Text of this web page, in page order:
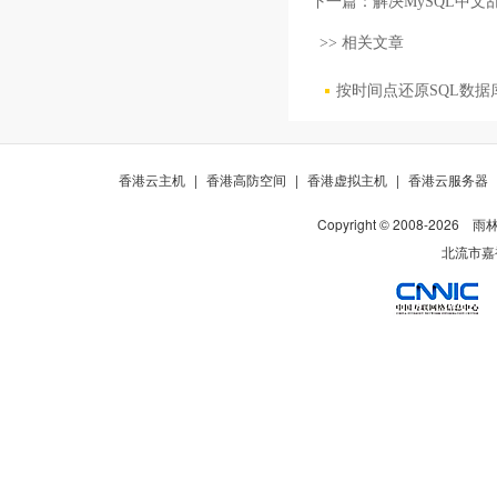
>> 相关文章
按时间点还原SQL数据
香港云主机 | 香港高防空间 | 香港虚拟主机 | 香港云服务器
Copyright © 2008-2026
雨
北流市